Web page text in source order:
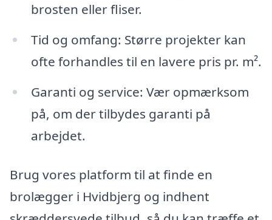
brosten eller fliser.
Tid og omfang: Større projekter kan
ofte forhandles til en lavere pris pr. m².
Garanti og service: Vær opmærksom
på, om der tilbydes garanti på
arbejdet.
Brug vores platform til at finde en
brolægger i Hvidbjerg og indhent